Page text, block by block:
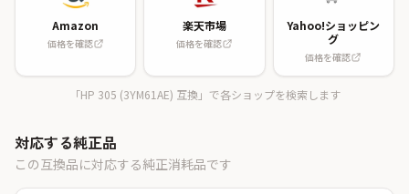
Amazon
価格を確認
楽天市場
価格を確認
Yahoo!ショッピン
グ
価格を確認
「HP 305 (3YM61AE) 互換」で各ショップを検索します
対応する純正品
この互換品に対応する純正消耗品です